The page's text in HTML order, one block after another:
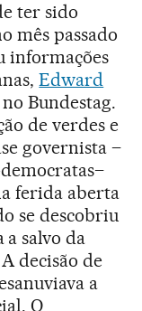
ter sido
mês passado
informações
Edward
Bundestag.
de verdes e
governista –
ferida aberta
se descobriu
a salvo da
decisão de
a
O